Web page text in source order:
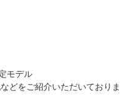
モデル
どをご紹介いただいておりま